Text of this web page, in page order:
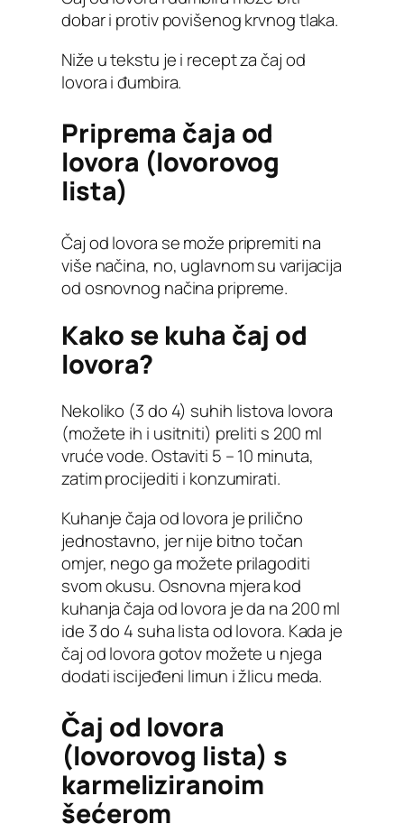
dobar i protiv povišenog krvnog tlaka.
Niže u tekstu je i recept za čaj od
lovora i đumbira.
Priprema čaja od
lovora (lovorovog
lista)
Čaj od lovora se može pripremiti na
više načina, no, uglavnom su varijacija
od osnovnog načina pripreme.
Kako se kuha čaj od
lovora?
Nekoliko (3 do 4) suhih listova lovora
(možete ih i usitniti) preliti s 200 ml
vruće vode. Ostaviti 5 – 10 minuta,
zatim procijediti i konzumirati.
Kuhanje čaja od lovora je prilično
jednostavno, jer nije bitno točan
omjer, nego ga možete prilagoditi
svom okusu. Osnovna mjera kod
kuhanja čaja od lovora je da na 200 ml
ide 3 do 4 suha lista od lovora. Kada je
čaj od lovora gotov možete u njega
dodati iscijeđeni limun i žlicu meda.
Čaj od lovora
(lovorovog lista) s
karmeliziranoim
šećerom